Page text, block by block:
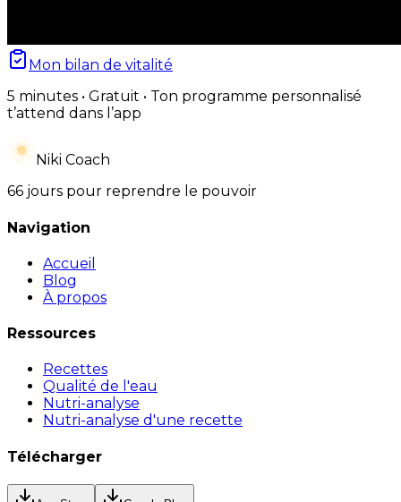
Mon bilan de vitalité
5 minutes • Gratuit • Ton programme personnalisé
t’attend dans l’app
Niki Coach
66 jours pour reprendre le pouvoir
Navigation
Accueil
Blog
À propos
Ressources
Recettes
Qualité de l'eau
Nutri-analyse
Nutri-analyse d'une recette
Télécharger